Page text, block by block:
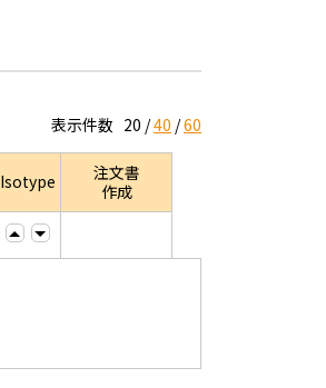
表示件数 20 40 60
Isotype
注文書
作成